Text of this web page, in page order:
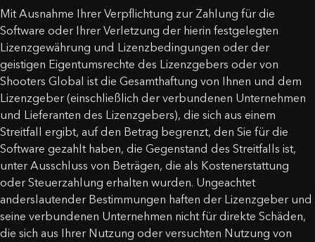
Mit Ausnahme Ihrer Verpflichtung zur Zahlung für die
Software oder Ihrer Verletzung der hierin festgelegten
Lizenzgewährung und Lizenzbedingungen oder der
geistigen Eigentumsrechte des Lizenzgebers oder von
Shooters Global ist die Gesamthaftung von Ihnen und dem
Lizenzgeber (einschließlich der verbundenen Unternehmen
und Lieferanten des Lizenzgebers), die sich aus einem
Streitfall ergibt, auf den Betrag begrenzt, den Sie für die
Software gezahlt haben, die Gegenstand des Streitfalls ist,
unter Ausschluss von Beträgen, die als Kostenerstattung
oder Steuerzahlung erhalten wurden. Ungeachtet
anderslautender Bestimmungen haften der Lizenzgeber und
seine verbundenen Unternehmen nicht für direkte Schäden,
die sich aus Ihrer Nutzung oder versuchten Nutzung von